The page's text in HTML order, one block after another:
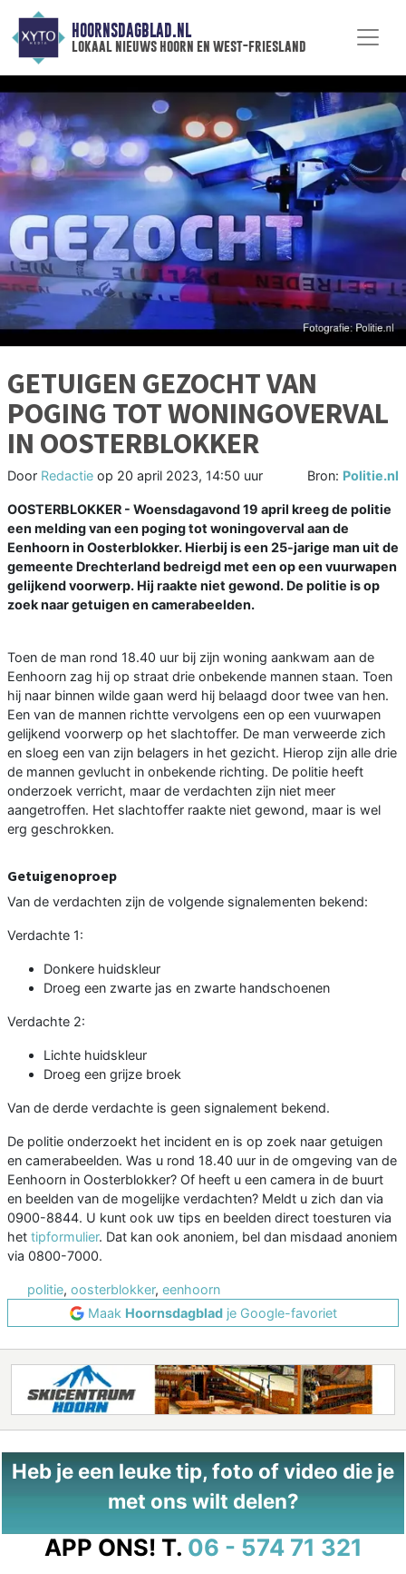
HOORNSDAGBLAD.NL
lokaal nieuws hoorn en west-friesland
GETUIGEN GEZOCHT VAN
POGING TOT WONINGOVERVAL
IN OOSTERBLOKKER
Door Redactie op 20 april 2023, 14:50 uur Bron: Politie.nl
OOSTERBLOKKER - Woensdagavond 19 april kreeg de politie
een melding van een poging tot woningoverval aan de
Eenhoorn in Oosterblokker. Hierbij is een 25-jarige man uit de
gemeente Drechterland bedreigd met een op een vuurwapen
gelijkend voorwerp. Hij raakte niet gewond. De politie is op
zoek naar getuigen en camerabeelden.
Toen de man rond 18.40 uur bij zijn woning aankwam aan de
Eenhoorn zag hij op straat drie onbekende mannen staan. Toen
hij naar binnen wilde gaan werd hij belaagd door twee van hen.
Een van de mannen richtte vervolgens een op een vuurwapen
gelijkend voorwerp op het slachtoffer. De man verweerde zich
en sloeg een van zijn belagers in het gezicht. Hierop zijn alle drie
de mannen gevlucht in onbekende richting. De politie heeft
onderzoek verricht, maar de verdachten zijn niet meer
aangetroffen. Het slachtoffer raakte niet gewond, maar is wel
erg geschrokken.
Getuigenoproep
Van de verdachten zijn de volgende signalementen bekend:
Verdachte 1:
Donkere huidskleur
Droeg een zwarte jas en zwarte handschoenen
Verdachte 2:
Lichte huidskleur
Droeg een grijze broek
Van de derde verdachte is geen signalement bekend.
De politie onderzoekt het incident en is op zoek naar getuigen
en camerabeelden. Was u rond 18.40 uur in de omgeving van de
Eenhoorn in Oosterblokker? Of heeft u een camera in de buurt
en beelden van de mogelijke verdachten? Meldt u zich dan via
0900-8844. U kunt ook uw tips en beelden direct toesturen via
het tipformulier. Dat kan ook anoniem, bel dan misdaad anoniem
via 0800-7000.
politie, oosterblokker, eenhoorn
Maak Hoornsdagbladje Google-favoriet
Heb je een leuke tip, foto of video die je
met ons wilt delen?
APP ONS! T. 06 - 574 71 321